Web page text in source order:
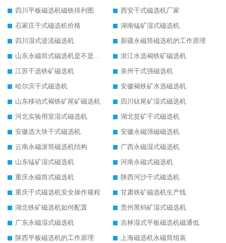
四川平板磁选机磁铁排列图
西安干式磁选机厂家
石家庄干式磁选机价格
湖南锰矿湿式磁选机
四川湿式逆流磁选机
新疆永磁筒磁选机的工作原理
山东永磁筒式磁选机是不是强磁
浙江水选褐铁矿磁选机
江苏干选铁矿磁选机
泉州干式强磁选机
哈尔滨干式磁选机
安徽褐铁矿水选磁选机
山东移动式褐铁矿尾矿磁选机
四川钛尾矿湿式磁选机
河北实验用室湿式磁选机
湖北贫矿干式磁选机
安徽选大块干式磁选机
安徽永磁强磁磁选机
云南永磁滚筒磁选机结构
广西永磁湿式磁选机
山东锰矿湿式磁选机
河南永磁式磁选机
重庆永磁筒式磁选机
陕西河沙干式磁选机
重庆干式磁选机安全操作规程
甘肃铁矿磁选机生产线
湖北铁矿磁选机如何配置
贵州黑钨矿湿式磁选机
广东永磁湿式磁选机
吉林湿式平板磁选机磁通低
陕西平板磁选机的工作原理
上海磁选机永磁筒组装